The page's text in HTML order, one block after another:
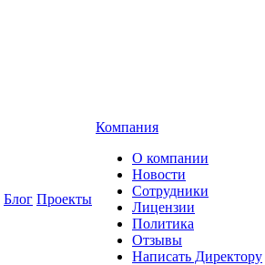
Блог Проекты
Компания
О компании
Новости
Сотрудники
Лицензии
Политика
Отзывы
Написать Директору